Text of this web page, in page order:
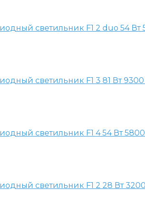
светильник F1 2 duo 54 Вт
светильник F1 3 81 Вт 9300
светильник F1 4 54 Вт
светильник F1 2 28 Вт